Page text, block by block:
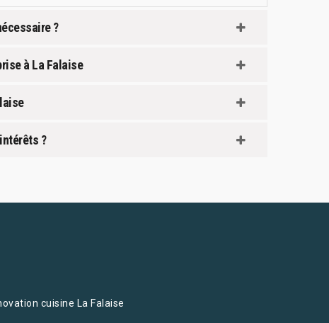
?
à La Falaise
?
cuisine La Falaise